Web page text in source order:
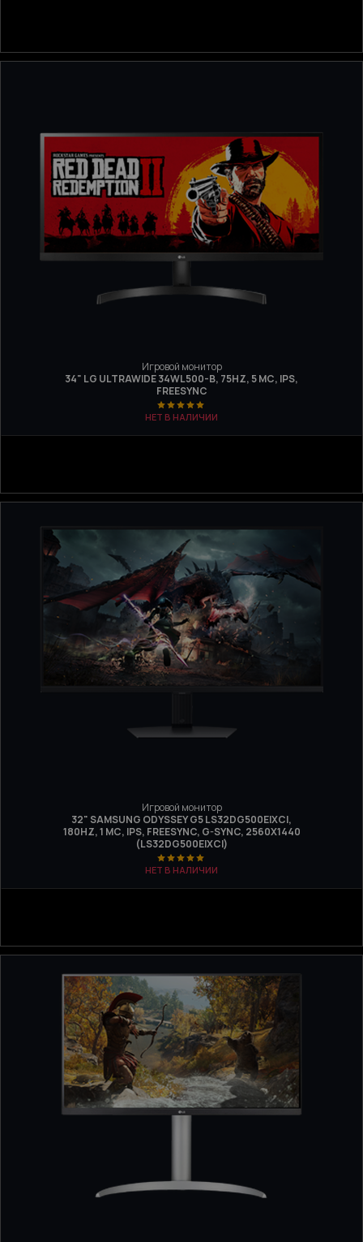
Игровой монитор
34" LG ULTRAWIDE 34WL500-B, 75HZ, 5 МС, IPS,
FREESYNC
НЕТ В НАЛИЧИИ
Игровой монитор
32" SAMSUNG ODYSSEY G5 LS32DG500EIXCI,
180HZ, 1 МС, IPS, FREESYNC, G-SYNC, 2560Х1440
(LS32DG500EIXCI)
НЕТ В НАЛИЧИИ